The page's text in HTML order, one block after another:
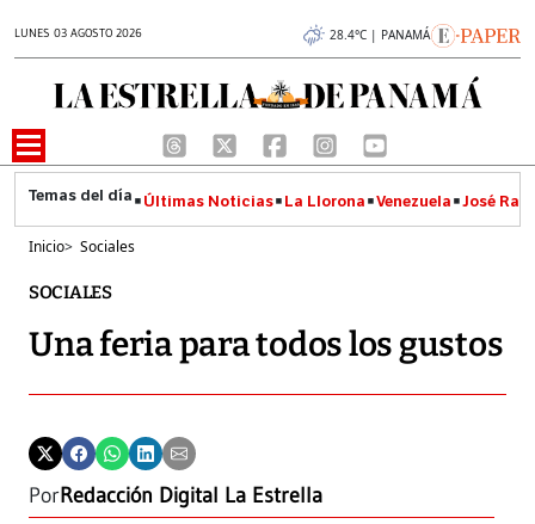
LUNES 03 AGOSTO 2026 28.4°C | PANAMÁ
Últimas Noticias La Llorona Venezuela José
Inicio> Sociales
SOCIALES
Una feria para todos los gustos
PorRedacción Digital La Estrella